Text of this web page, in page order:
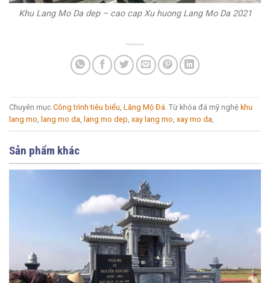
Khu Lang Mo Da dep – cao cap Xu huong Lang Mo Da 2021
Chuyên mục Công trình tiêu biểu, Lăng Mộ Đá. Từ khóa đá mỹ nghệ khu
lang mo, lang mo da, lang mo dep, xay lang mo, xay mo da,
Sản phẩm khác